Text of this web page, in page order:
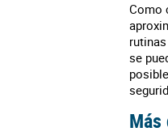
Como
se